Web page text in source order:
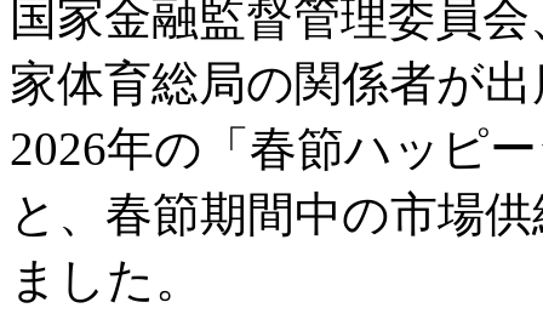
国家金融監督管理委員
家体育総局の関係者が
2026年の「春節ハッピ
と、春節期間中の市場
ました。